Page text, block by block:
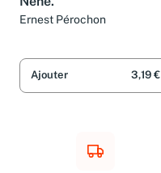
Ernest Pérochon
Ajouter 3,19 €